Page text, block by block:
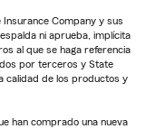
Company y sus
ni aprueba, implícita
al que se haga referencia
por terceros y State
calidad de los productos y
han comprado una nueva